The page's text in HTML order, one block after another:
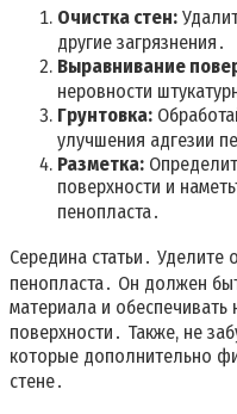
Очистка стен:
другие загрязнения․
Выравнивание
неровности
Грунтовка:
улучшения адгезии
Разметка:
поверхности и
пенопласта․
Середина статьи․
пенопласта․ Он должен
материала и
поверхности․ Также, не
которые дополнительно
стене․